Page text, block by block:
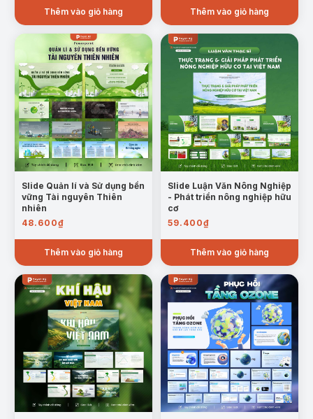
Thêm vào giỏ hàng Thêm vào giỏ hàng
Slide Quản lí và Sử dụng bền
vững Tài nguyên Thiên
nhiên
48.600₫
Thêm vào giỏ hàng
Slide Luận Văn Nông Nghiệp
- Phát triển nông nghiệp hữu
cơ
59.400₫
Thêm vào giỏ hàng